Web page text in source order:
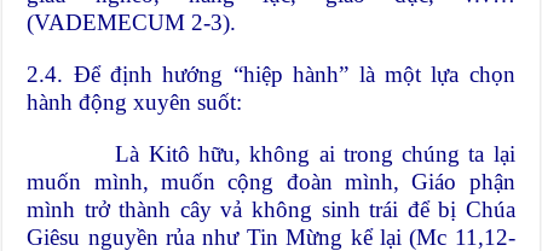
(VADEMECUM 2-3).
2.4. Để định hướng “hiệp hành” là một lựa chọn
hành động xuyên suốt:
Là Kitô hữu, không ai trong chúng ta lại
muốn mình, muốn cộng đoàn mình, Giáo phận
mình trở thành cây vả không sinh trái để bị Chúa
Giêsu nguyền rủa như Tin Mừng kể lại (Mc 11,12-